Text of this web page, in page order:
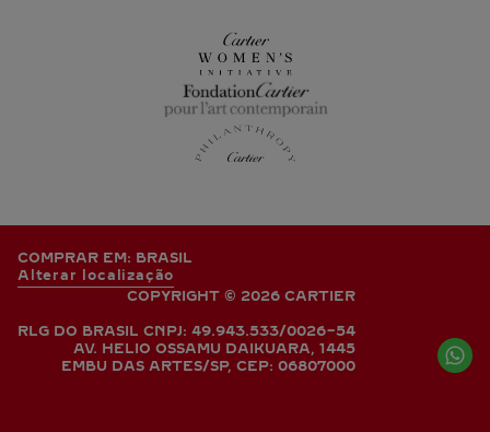
COMPRAR EM: BRASIL
Alterar localização
COPYRIGHT © 2026 CARTIER
RLG DO BRASIL CNPJ: 49.943.533/0026-54
AV. HELIO OSSAMU DAIKUARA, 1445
EMBU DAS ARTES/SP, CEP: 06807000